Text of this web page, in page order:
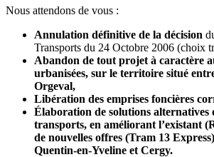
Nous attendons de vous :
Annulation définitive de la décision
Transports du 24 Octobre 2006 (choix
Abandon de tout projet à caractère
urbanisées, sur le territoire situé
Orgeval,
Libération des emprises foncières
Élaboration de solutions alternatives
transports, en améliorant l’existant
de nouvelles offres (Tram 13
Quentin-en-Yveline et Cergy.